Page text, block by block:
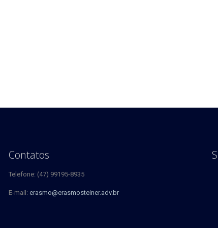
Contatos
Telefone: (47) 99195-8935
E-mail: erasmo@erasmosteiner.adv.br